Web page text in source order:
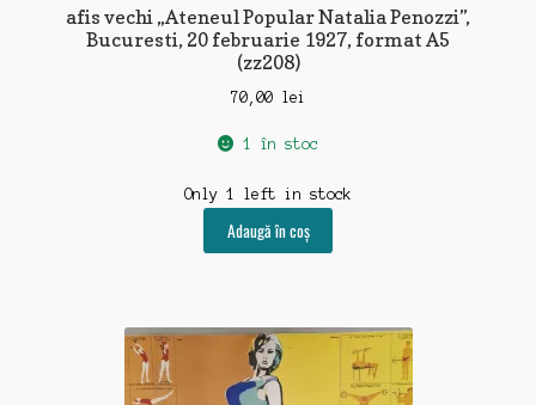
afis vechi „Ateneul Popular Natalia Penozzi”,
Bucuresti, 20 februarie 1927, format A5
(zz208)
70,00 lei
1 în stoc
Only 1 left in stock
Adaugă în coș